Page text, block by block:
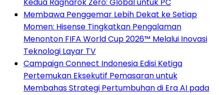
Membawa Penggemar Lebih Dekat ke Setiap
Momen: Hisense Tingkatkan Pengalaman
Menonton FIFA World Cup 2026™ Melalui Inovasi
Teknologi Layar TV
Campaign Connect Indonesia Edisi Ketiga
Pertemukan Eksekutif Pemasaran untuk
Membahas Strategi Pertumbuhan di Era AI pada